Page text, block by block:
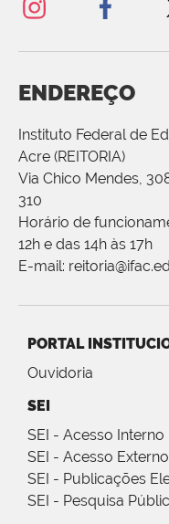
ENDEREÇO
Instituto Federal de
Acre (REITORIA)
Via Chico Mendes,
310
Horário de
12h e das 14h às 17h
E-mail:
PORTAL
Ouvidoria
SEI
SEI - Acesso Interno
SEI - Acesso Externo
SEI - Publicações
SEI - Pesquisa